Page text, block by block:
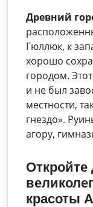
Древний
Гюллюк, к
хорошо
городом.
и не был
местности,
гнездо».
агору,
Откройте
красоты